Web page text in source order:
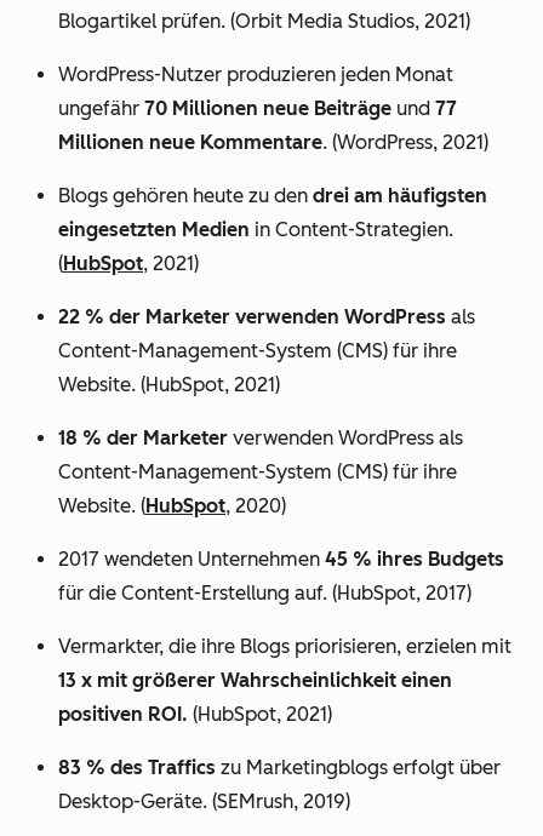
Blogartikel prüfen. (Orbit Media Studios, 2021)
WordPress-Nutzer produzieren jeden Monat
ungefähr 70 Millionen neue Beiträge und 77
Millionen neue Kommentare. (WordPress, 2021)
Blogs gehören heute zu den drei am häufigsten
eingesetzten Medien in Content-Strategien.
(HubSpot, 2021)
22 % der Marketer verwenden WordPress als
Content-Management-System (CMS) für ihre
Website. (HubSpot, 2021)
18 % der Marketer verwenden WordPress als
Content-Management-System (CMS) für ihre
Website. (HubSpot, 2020)
2017 wendeten Unternehmen 45 % ihres Budgets
für die Content-Erstellung auf. (HubSpot, 2017)
Vermarkter, die ihre Blogs priorisieren, erzielen mit
13 x mit größerer Wahrscheinlichkeit einen
positiven ROI. (HubSpot, 2021)
83 % des Traffics zu Marketingblogs erfolgt über
Desktop-Geräte. (SEMrush, 2019)